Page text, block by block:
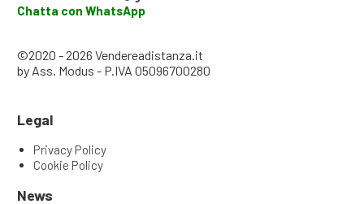
Chatta con WhatsApp
©2020 - 2026 Vendereadistanza.it
by Ass. Modus - P.IVA 05096700280
Legal
Privacy Policy
Cookie Policy
News